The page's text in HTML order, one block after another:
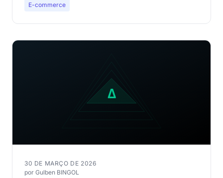
E-commerce
30 DE MARÇO DE 2026
por Gulben BINGOL